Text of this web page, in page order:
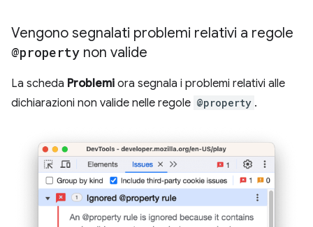
Vengono segnalati problemi relativi a regole
@property non valide
La scheda Problemi ora segnala i problemi relativi alle
dichiarazioni non valide nelle regole @property .